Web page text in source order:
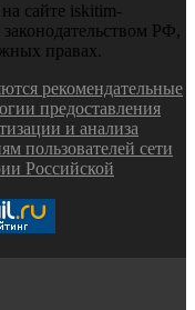
сайте iskitim-
РФ,
правах.
рекомендательные
предоставления
и анализа
пользователей сети
Российской